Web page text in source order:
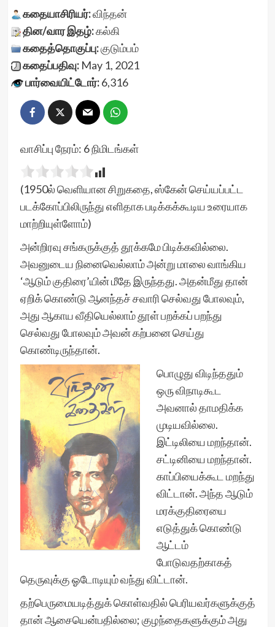
கதையாசிரியர்:விந்தன்
தின/வார இதழ்:கல்கி
கதைத்தொகுப்பு:குடும்பம்
கதைப்பதிவு:May 1, 2021
பார்வையிட்டோர்:6,316
வாசிப்பு நேரம்: 6நிமிடங்கள்
(1950ல் வெளியான சிறுகதை, ஸ்கேன் செய்யப்பட்ட
படக்கோப்பிலிருந்து எளிதாக படிக்கக்கூடிய உரையாக
மாற்றியுள்ளோம்)
அன்றிரவு சங்கருக்குத் தூக்கமே பிடிக்கவில்லை.
அவனுடைய நினைவெல்லாம் அன்று மாலை வாங்கிய
‘ஆடும் குதிரை’யின் மீதே இருந்தது. அதன்மீது தான்
ஏறிக் கொண்டு ஆனந்தச் சவாரி செல்வது போலவும்,
அது ஆகாய வீதியெல்லாம் தூள் பறக்கப் பறந்து
செல்வது போலவும் அவன் கற்பனை செய்து
கொண்டிருந்தான்.
பொழுது விடிந்ததும்
ஒரு விநாடிகூட
அவனால் தாமதிக்க
முடியவில்லை.
இட்டிலியை மறந்தான்.
சட்டினியை மறந்தான்.
காப்பியைக்கூட மறந்து
விட்டான். அந்த ஆடும்
மரக்குதிரையை
எடுத்துக் கொண்டு
ஆட்டம்
போடுவதற்காகத்
தெருவுக்கு ஓடோடியும் வந்து விட்டான்.
தற்பெருமையடித்துக் கொள்வதில் பெரியவர்களுக்குத்
தான் ஆசையென்பதில்லை; குழந்தைகளுக்கும் அது